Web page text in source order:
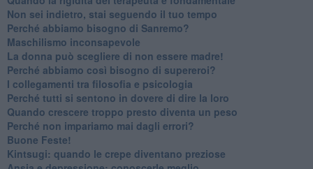
​Non sei indietro, stai seguendo il tuo tempo
​Perché abbiamo bisogno di Sanremo?
​Maschilismo inconsapevole
​La donna può scegliere di non essere madre!
​Perché abbiamo così bisogno di supereroi?
​I collegamenti tra filosofia e psicologia
​Perché tutti si sentono in dovere di dire la loro
​Quando crescere troppo presto diventa un peso
​Perché non impariamo mai dagli errori?
​Buone Feste!
​Kintsugi: quando le crepe diventano preziose